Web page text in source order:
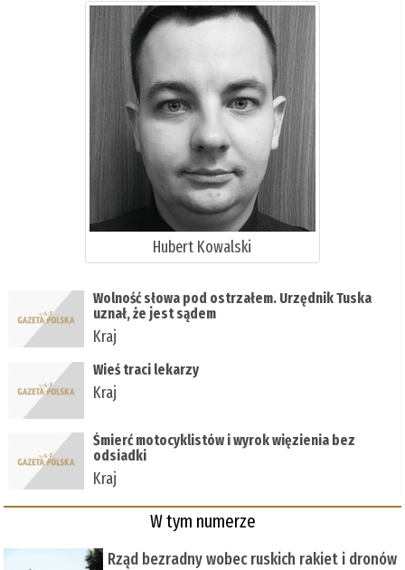
Hubert Kowalski
Wolność słowa pod ostrzałem. Urzędnik Tuska
uznał, że jest sądem
Kraj
Wieś traci lekarzy
Kraj
Śmierć motocyklistów i wyrok więzienia bez
odsiadki
Kraj
W tym numerze
Rząd bezradny wobec ruskich rakiet i dronów